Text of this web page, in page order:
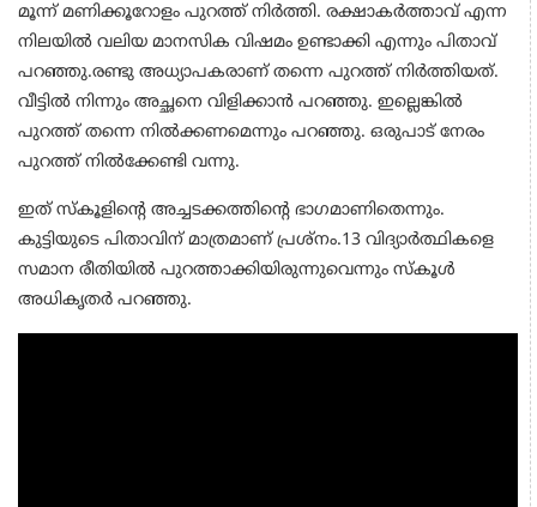
മൂന്ന് മണിക്കൂറോളം പുറത്ത് നിർത്തി. രക്ഷാകർത്താവ് എന്ന
നിലയിൽ വലിയ മാനസിക വിഷമം ഉണ്ടാക്കി എന്നും പിതാവ്
പറഞ്ഞു.രണ്ടു അധ്യാപകരാണ് തന്നെ പുറത്ത് നിർത്തിയത്.
വീട്ടിൽ നിന്നും അച്ഛനെ വിളിക്കാൻ പറഞ്ഞു. ഇല്ലെങ്കിൽ
പുറത്ത് തന്നെ നിൽക്കണമെന്നും പറഞ്ഞു. ഒരുപാട് നേരം
പുറത്ത് നിൽക്കേണ്ടി വന്നു.
ഇത് സ്കൂളിന്റെ അച്ചടക്കത്തിന്റെ ഭാഗമാണിതെന്നും.
കുട്ടിയുടെ പിതാവിന് മാത്രമാണ് പ്രശ്‌നം.13 വിദ്യാർത്ഥികളെ
സമാന രീതിയിൽ പുറത്താക്കിയിരുന്നുവെന്നും സ്‌കൂൾ
അധികൃതർ പറഞ്ഞു.